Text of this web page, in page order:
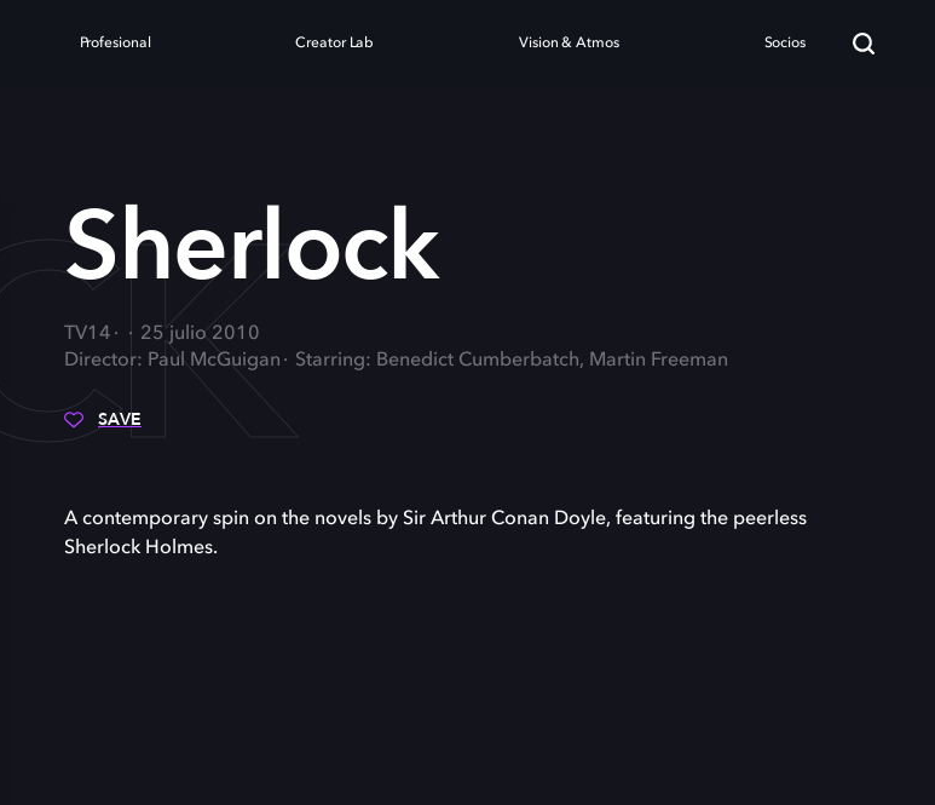
Profesional Creator Lab Vision & Atmos Socios
Sherlock
TV14
25 julio 2010
Director: Paul McGuigan
Starring: Benedict Cumberbatch, Martin Freeman
SAVE
A contemporary spin on the novels by Sir Arthur Conan Doyle, featuring the peerless
Sherlock Holmes.